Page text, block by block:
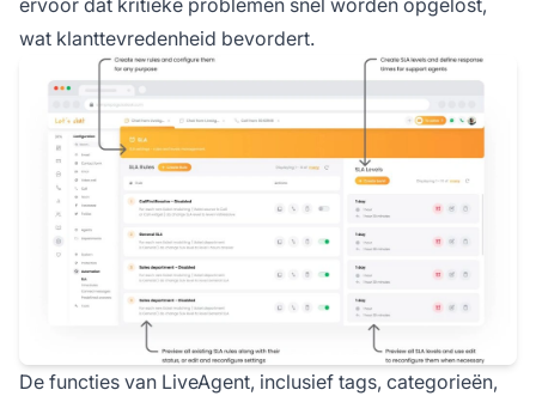
ervoor dat kritieke problemen snel worden opgelost,
wat klanttevredenheid bevordert.
De functies van LiveAgent, inclusief tags, categorieën,